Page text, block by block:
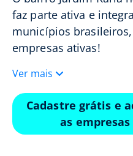
faz parte ativa e
municípios
empresas ativas!
Ver mais
Cadastre grátis e
as